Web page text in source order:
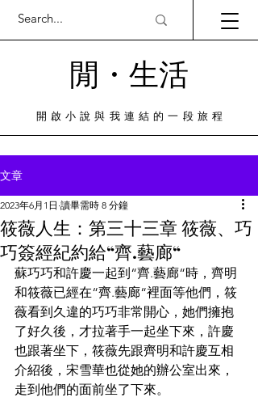
閒・​生活
​開啟小說與我連結的一段旅程
文章
筱薇人生：第三十三章 筱薇、巧
巧簽經紀約給“齊.藝廊“
2023年6月1日 讀畢需時 8 分鐘
蘇巧巧和許慶一起到“齊.藝廊“時，齊明
和筱薇已經在“齊.藝廊“裡面等他們，筱
薇看到久違的巧巧非常開心，她們擁抱
了好久後，才拉著手一起坐下來，許慶
也跟著坐下，筱薇先跟齊明和許慶互相
介紹後，宋雪華也從她的辦公室出來，
走到他們的面前坐了下來。